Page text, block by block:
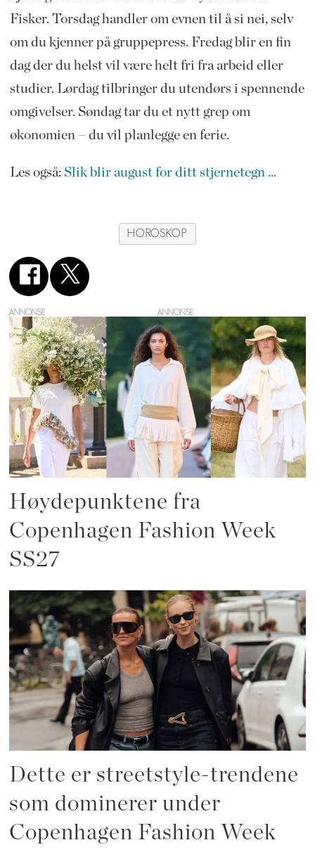
Fisker. Torsdag handler om evnen til å si nei, selv
om du kjenner på gruppepress. Fredag blir en fin
dag der du helst vil være helt fri fra arbeid eller
studier. Lørdag tilbringer du utendørs i spennende
omgivelser. Søndag tar du et nytt grep om
økonomien – du vil planlegge en ferie.
Les også: Slik blir august for ditt stjernetegn ...
HOROSKOP
ANNONSE
Høydepunktene fra
Copenhagen Fashion Week
SS27
Dette er streetstyle-trendene
som dominerer under
Copenhagen Fashion Week